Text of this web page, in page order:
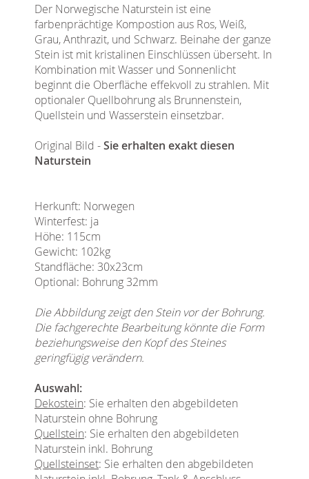
Der Norwegische Naturstein ist eine
farbenprächtige Kompostion aus Ros, Weiß,
Grau, Anthrazit, und Schwarz. Beinahe der ganze
Stein ist mit kristalinen Einschlüssen überseht. In
Kombination mit Wasser und Sonnenlicht
beginnt die Oberfläche effekvoll zu strahlen. Mit
optionaler Quellbohrung als Brunnenstein,
Quellstein und Wasserstein einsetzbar.
Original Bild -Sie erhalten exakt diesen
Naturstein
Herkunft: Norwegen
Winterfest: ja
Höhe: 115cm
Gewicht: 102kg
Standfläche: 30x23cm
Optional: Bohrung 32mm
Die Abbildung zeigt den Stein vor der Bohrung.
Die fachgerechte Bearbeitung könnte die Form
beziehungsweise den Kopf des Steines
geringfügig verändern.
Auswahl:
Dekostein: Sie erhalten den abgebildeten
Naturstein ohne Bohrung
Quellstein: Sie erhalten den abgebildeten
Naturstein inkl. Bohrung
Quellsteinset: Sie erhalten den abgebildeten